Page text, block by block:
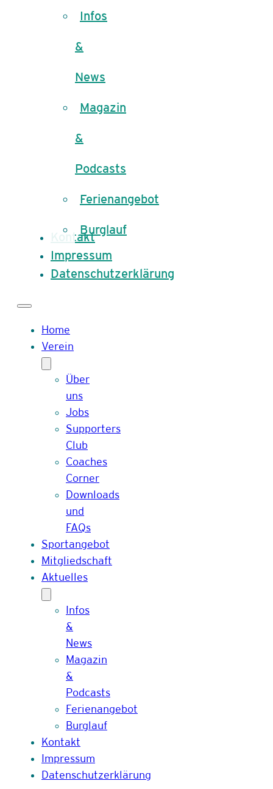
Infos
&
News
Magazin
&
Podcasts
Ferienangebot
Burglauf
Kontakt
Impressum
Datenschutzerklärung
Home
Verein
Über
uns
Jobs
Supporters
Club
Coaches
Corner
Downloads
und
FAQs
Sportangebot
Mitgliedschaft
Aktuelles
Infos
&
News
Magazin
&
Podcasts
Ferienangebot
Burglauf
Kontakt
Impressum
Datenschutzerklärung